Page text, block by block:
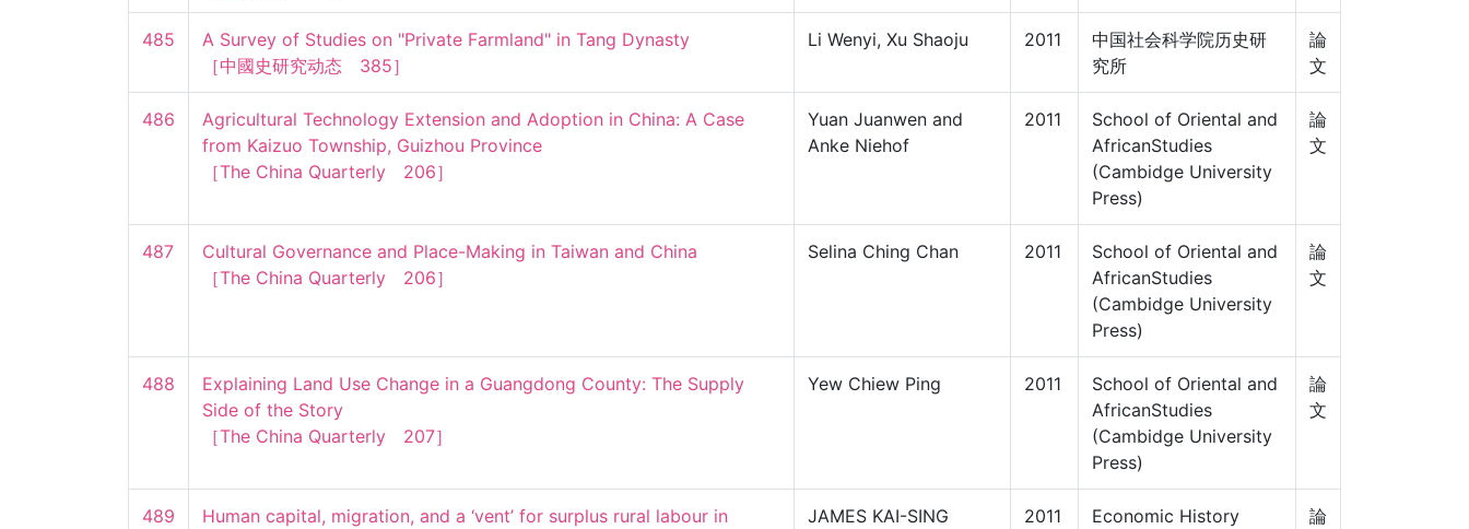
485
A Survey of Studies on "Private Farmland" in Tang Dynasty
［中國史研究动态　385］
Li Wenyi, Xu Shaoju 2011
中国社会科学院历史研
究所
論
文
486
Agricultural Technology Extension and Adoption in China: A Case
from Kaizuo Township, Guizhou Province
［The China Quarterly　206］
Yuan Juanwen and
Anke Niehof
2011
School of Oriental and
AfricanStudies
(Cambidge University
Press)
論
文
487
Cultural Governance and Place-Making in Taiwan and China
［The China Quarterly　206］
Selina Ching Chan 2011
School of Oriental and
AfricanStudies
(Cambidge University
Press)
論
文
488
Explaining Land Use Change in a Guangdong County: The Supply
Side of the Story
［The China Quarterly　207］
Yew Chiew Ping 2011
School of Oriental and
AfricanStudies
(Cambidge University
Press)
論
文
489
Human capital, migration, and a ‘vent’ for surplus rural labour in
JAMES KAI-SING
2011
Economic History
論